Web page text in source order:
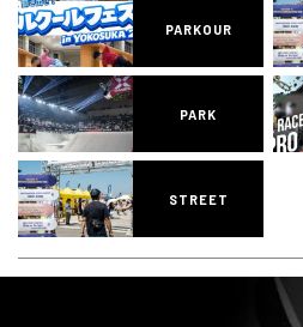
PARKOUR
PARK
STREET